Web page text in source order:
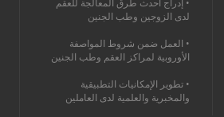
لدى الزوجين وطب الجنين
• العمل ضمن شروط المواصفة
الأوروبية لمراكز العقم وطب الجنين
• تطوير الإمكانيات التطبيقية
والمخبرية والعلمية لدى العاملين